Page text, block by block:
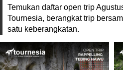
Temukan daftar open trip
Tournesia, berangkat trip
satu keberangkatan.